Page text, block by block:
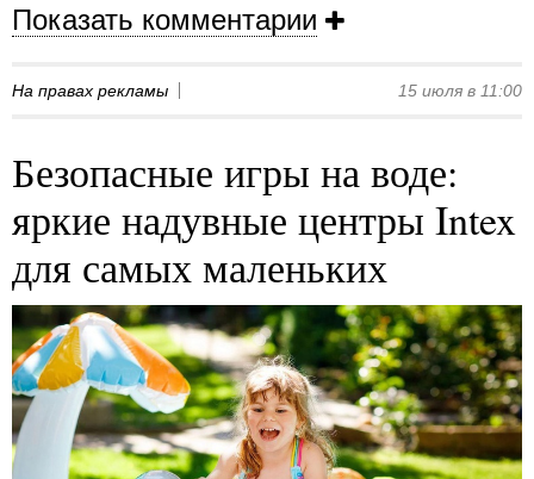
Показать комментарии
На правах рекламы 15 июля в 11:00
Безопасные игры на воде:
яркие надувные центры Intex
для самых маленьких